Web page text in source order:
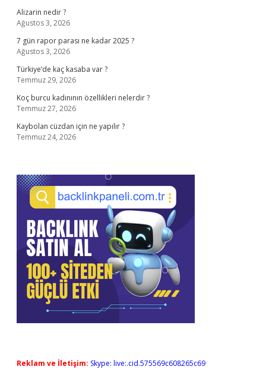
Alizarin nedir ?
Ağustos 3, 2026
7 gün rapor parası ne kadar 2025 ?
Ağustos 3, 2026
Türkiye’de kaç kasaba var ?
Temmuz 29, 2026
Koç burcu kadınının özellikleri nelerdir ?
Temmuz 27, 2026
Kaybolan cüzdan için ne yapılır ?
Temmuz 24, 2026
Reklam ve İletişim: Skype: live:.cid.575569c608265c69